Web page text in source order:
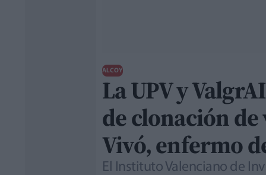
ALCOY
La UPV y
de clonación
Vivó, enfermo
El Instituto Valenciano de